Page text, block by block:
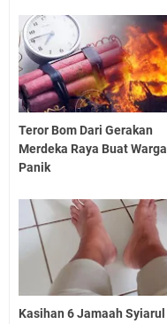
Teror Bom Dari Gerakan
Merdeka Raya Buat Warga
Panik
Kasihan 6 Jamaah Syiarul